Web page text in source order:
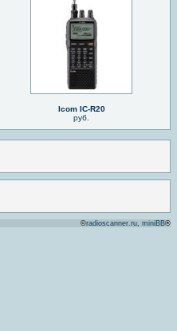
Icom IC-R20
руб.
©radioscanner.ru, miniBB®